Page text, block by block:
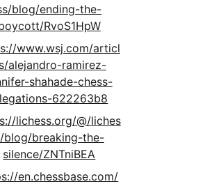
blog/ending-the-
RvoS1HpW
www.wsj.com/articl
alejandro-ramirez-
shahade-chess-
622263b8
lichess.org/@/liches
blog/breaking-the-
silence/ZNTniBEA
en.chessbase.com/